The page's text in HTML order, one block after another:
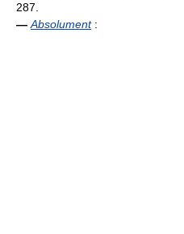
287.
—Absolument: